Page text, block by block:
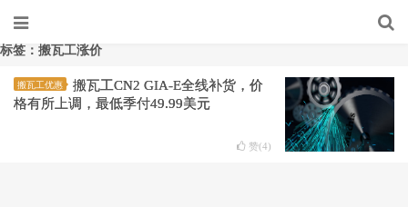
标签：搬瓦工涨价
搬瓦工优惠
搬瓦工CN2 GIA-E全线补货，价
格有所上调，最低季付49.99美元
赞(4)